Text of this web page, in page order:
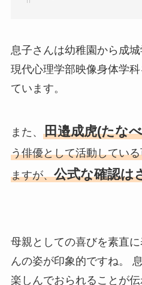
息子さんは幼稚園から成
現代心理学部映像身体学
ています。
また、 田邉成虎(たな
う俳優として活動してい
ますが、公式な確認は
母親としての喜びを素直
んの姿が印象的ですね。
楽しんでおられることが伝